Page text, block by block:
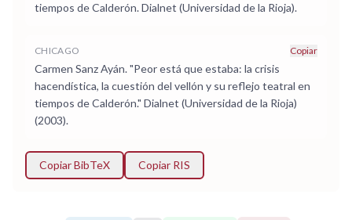
tiempos de Calderón. Dialnet (Universidad de la Rioja).
CHICAGO Copiar
Carmen Sanz Ayán. "Peor está que estaba: la crisis
hacendística, la cuestión del vellón y su reflejo teatral en
tiempos de Calderón." Dialnet (Universidad de la Rioja)
(2003).
Copiar BibTeX Copiar RIS